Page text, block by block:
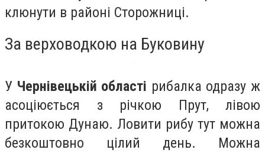
клюнути в районі Сторожниці.
За верховодкою на Буковину
У Чернівецькій області рибалка одразу ж
асоціюється з річкою Прут, лівою
притокою Дунаю. Ловити рибу тут можна
безкоштовно цілий день. Можна